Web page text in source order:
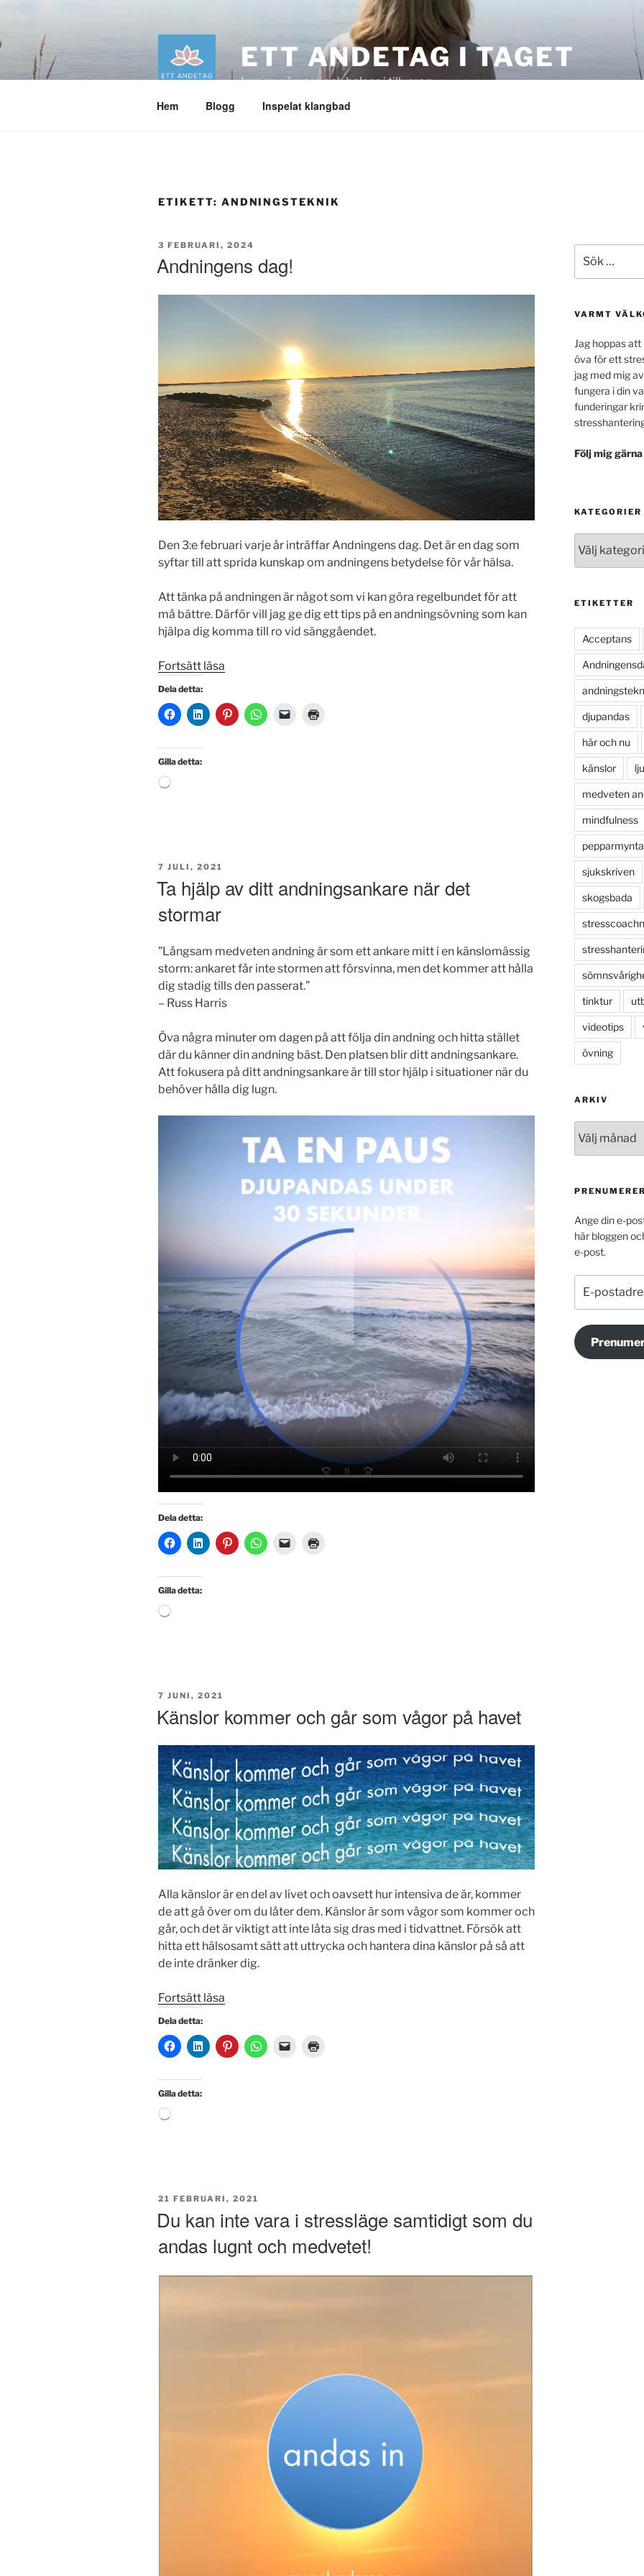
innehåll
ETT ANDETAG I TAGET
Inre ro, närvaro och balans i tillvaron
Hem Blogg Inspelat klangbad
ETIKETT: ANDNINGSTEKNIK
PUBLICERAT
3 FEBRUARI, 2024
Andningens dag!
Den 3:e februari varje år inträffar Andningens dag. Det är en dag som
syftar till att sprida kunskap om andningens betydelse för vår hälsa.
Att tänka på andningen är något som vi kan göra regelbundet för att
må bättre. Därför vill jag ge dig ett tips på en andningsövning som kan
hjälpa dig komma till ro vid sänggåendet.
Fortsätt läsa
Dela detta:
Gilla detta:
Laddar
PUBLICERAT
7 JULI, 2021
Ta hjälp av ditt andningsankare när det
stormar
”Långsam medveten andning är som ett ankare mitt i en känslomässig
storm: ankaret får inte stormen att försvinna, men det kommer att hålla
dig stadig tills den passerat.”
– Russ Harris
Öva några minuter om dagen på att följa din andning och hitta stället
där du känner din andning bäst. Den platsen blir ditt andningsankare.
Att fokusera på ditt andningsankare är till stor hjälp i situationer när du
behöver hålla dig lugn.
Dela detta:
Gilla detta:
Laddar
PUBLICERAT
7 JUNI, 2021
Känslor kommer och går som vågor på havet
Alla känslor är en del av livet och oavsett hur intensiva de är, kommer
de att gå över om du låter dem. Känslor är som vågor som kommer och
går, och det är viktigt att inte låta sig dras med i tidvattnet. Försök att
hitta ett hälsosamt sätt att uttrycka och hantera dina känslor på så att
de inte dränker dig.
Fortsätt läsa
och
går
Dela detta:
Gilla detta:
Laddar
PUBLICERAT
21 FEBRUARI, 2021
Du kan inte vara i stressläge samtidigt som du
andas lugnt och medvetet!
efter:
VARMT
Jag hoppas
öva för ett
jag med mig
fungera i din
funderingar
Följ mig gärna
KATEGORIER
ETIKETTER
Acceptans
djupandas
här och nu
känslor
medveten
mindfulness
pepparmynta
sjukskriven
skogsbada
tinktur
videotips
övning
ARKIV
Ange din e-
här bloggen
e-post.
postadress